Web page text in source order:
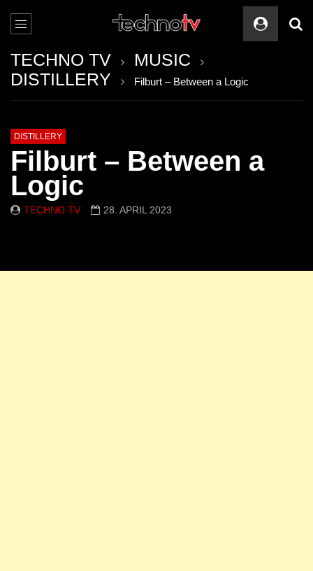
TECHNO TV
MUSIC
DISTILLERY
Filburt – Between a Logic
DISTILLERY
Filburt – Between a
Logic
TECHNO TV 28. APRIL 2023